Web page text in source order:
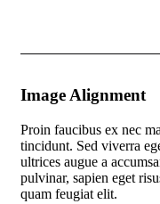
Image Alignment
Proin faucibus ex nec
tincidunt. Sed viverra
ultrices augue a
pulvinar, sapien eget
quam feugiat elit.